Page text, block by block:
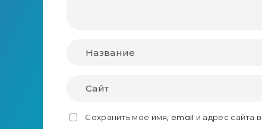
Сохранить моё имя, email и адрес